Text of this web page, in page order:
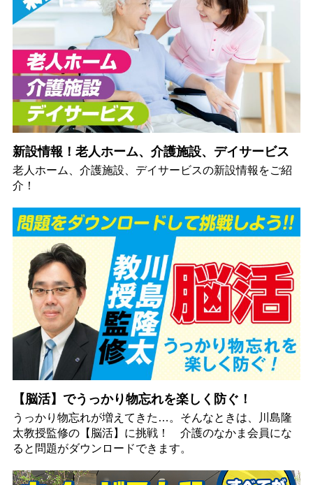
新設情報！老人ホーム、介護施設、デイサービス
老人ホーム、介護施設、デイサービスの新設情報をご紹
介！
【脳活】でうっかり物忘れを楽しく防ぐ！
うっかり物忘れが増えてきた…。そんなときは、川島隆
太教授監修の【脳活】に挑戦！ 介護のなかま会員にな
ると問題がダウンロードできます。